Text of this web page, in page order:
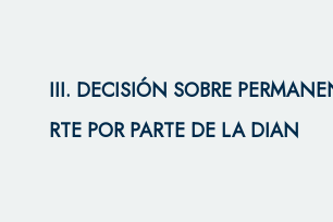
III. DECISIÓN SOBRE
RTE POR PARTE DE LA DIAN